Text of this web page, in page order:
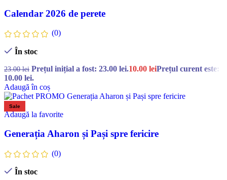
Calendar 2026 de perete
(0)
În stoc
23.00lei Prețul inițial a fost: 23.00 lei.10.00 leiPrețul curent este:
10.00 lei.
Adaugă în coș
Sale
Adaugă la favorite
Generația Aharon și Pași spre fericire
(0)
În stoc